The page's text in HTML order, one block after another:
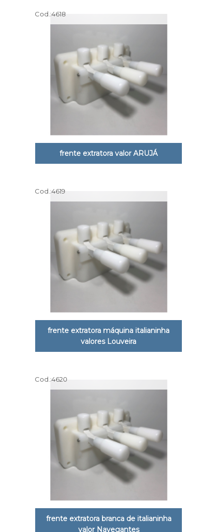
Cod.:4618
frente extratora valor ARUJÁ
Cod.:4619
frente extratora máquina italianinha
valores Louveira
Cod.:4620
frente extratora branca de italianinha
valor Navegantes